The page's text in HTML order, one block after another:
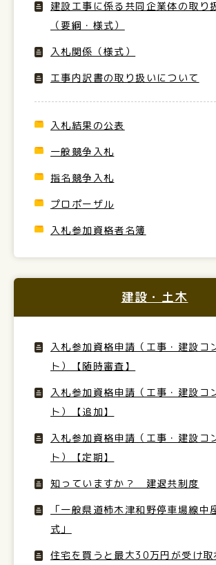
建設工事に係る共同企業体の取り
（要綱・様式）
入札関係（様式）
工事内訳書の取り扱いについて
入札結果の公表
一般競争入札
指名競争入札
プロポーザル
入札参加資格者名簿
建設・土木
入札参加資格申請（工事・建設コ
ト）【随時審査】
入札参加資格申請（工事・建設コ
ト）【追加】
入札参加資格申請（工事・建設コ
ト）【定期】
知っていますか？ 建退共制度
「一般県道柿木津和野停車場線
式」
住宅を買うと最大30万円が受け取